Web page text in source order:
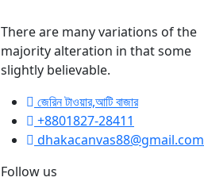
There are many variations of the
majority alteration in that some
slightly believable.
জেরিন টাওয়ার,আটি বাজার
+8801827-28411
dhakacanvas88@gmail.com
Follow us